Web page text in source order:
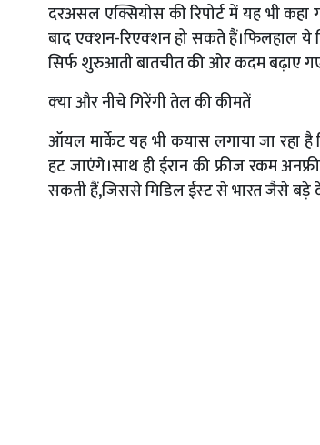
दरअसल एक्सियोस की रिपोर्ट में यह भी
बाद एक्‍शन-रिएक्‍शन हो सकते हैं।फिलहाल ये
सिर्फ शुरुआती बातचीत की ओर कदम बढ़ाए
क्‍या और नीचे गिरेंगी तेल की कीमतें
ऑयल मार्केट यह भी कयास लगाया जा रहा
हट जाएंगे।साथ ही ईरान की फ्रीज रकम
सकती हैं,जिससे मिडिल ईस्‍ट से भारत जैसे